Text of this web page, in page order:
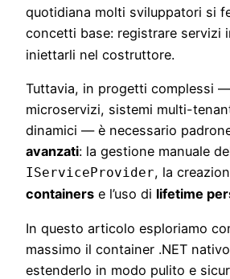
quotidiana molti sviluppatori si
concetti base: registrare servizi
iniettarli nel costruttore.
Tuttavia, in progetti complessi
microservizi, sistemi multi-
dinamici — è necessario
avanzati: la gestione manuale
IServiceProvider, la
containers e l’uso di lifetime
In questo articolo esploriamo
massimo il container .NET
estenderlo in modo pulito e